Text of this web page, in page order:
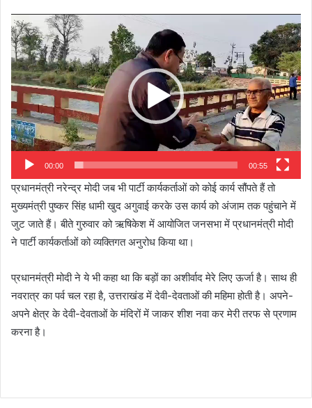
Video
Player
00:00 00:55
प्रधानमंत्री नरेन्द्र मोदी जब भी पार्टी कार्यकर्ताओं को कोई कार्य सौंपते हैं तो
मुख्यमंत्री पुष्कर सिंह धामी खुद अगुवाई करके उस कार्य को अंजाम तक पहुंचाने में
जुट जाते हैं। बीते गुरुवार को ऋषिकेश में आयोजित जनसभा में प्रधानमंत्री मोदी
ने पार्टी कार्यकर्ताओं को व्यक्तिगत अनुरोध किया था।
प्रधानमंत्री मोदी ने ये भी कहा था कि बड़ों का अशीर्वाद मेरे लिए ऊर्जा है। साथ ही
नवरात्र का पर्व चल रहा है, उत्तराखंड में देवी-देवताओं की महिमा होती है। अपने-
अपने क्षेत्र के देवी-देवताओं के मंदिरों में जाकर शीश नवा कर मेरी तरफ से प्रणाम
करना है।